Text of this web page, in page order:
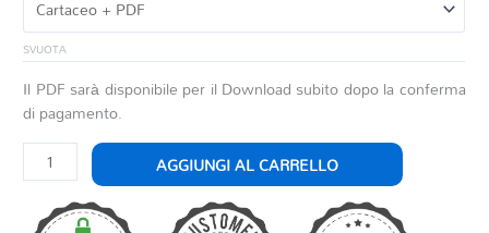
SVUOTA
Il PDF sarà disponibile per il Download subito dopo la conferma
di pagamento.
CONCERTO
BRANDEBURGHESEAGGIUNGI AL CARRELLO